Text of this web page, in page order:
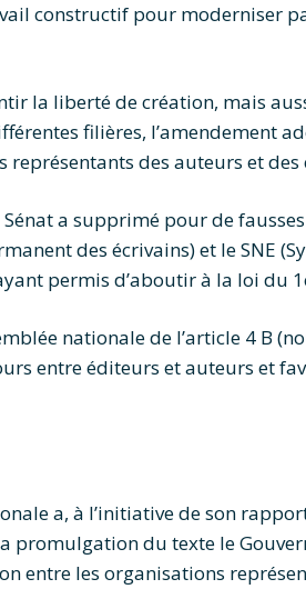
constructif pour moderniser
la liberté de création, mais
filières, l’amendement
représentants des auteurs et
a supprimé pour de
des écrivains) et le SNE
permis d’aboutir à la loi du
nationale de l’article 4 B
entre éditeurs et auteurs et
a, à l’initiative de son
promulgation du texte le
entre les organisations